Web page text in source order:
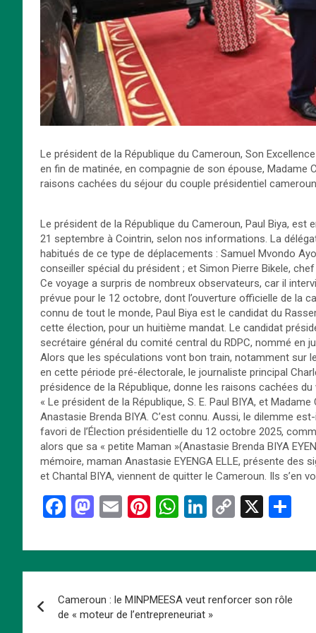
Le président de la République du Cameroun, Son
en fin de matinée, en compagnie de son épouse, Madame
raisons cachées du séjour du couple présidentiel
Le président de la République du Cameroun, Paul Biya,
21 septembre à Cointrin, selon nos informations. La
habitués de ce type de déplacements : Samuel Mvondo
conseiller spécial du président ; et Simon Pierre Bikele,
Ce voyage a surpris de nombreux observateurs, car il
prévue pour le 12 octobre, dont l’ouverture officielle de la
connu de tout le monde, Paul Biya est le candidat du
cette élection, pour un huitième mandat. Le candidat
secrétaire général du comité central du RDPC, nommé en
Alors que les spéculations vont bon train, notamment sur
en cette période pré-électorale, le journaliste principal
présidence de la République, donne les raisons cachées
« Le président de la République, S. E. Paul BIYA, et
Anastasie Brenda BIYA. C’est connu. Aussi, le dilemme
favori de l’Élection présidentielle du 12 octobre 2025,
alors que sa « petite Maman »(Anastasie Brenda BIYA
mémoire, maman Anastasie EYENGA ELLE, présente des
et Chantal BIYA, viennent de quitter le Cameroun. Ils s’en
F
ce
b
o
o
M
st
o
d
o
E
ail
Pi
er
es
t
W
at
s
A
p
Li
ke
dI
n
C
py
Li
n
X
ta
g
er
de
Cameroun : le MINPMEESA veut renforcer son rôle
de « moteur de l’entrepreneuriat »